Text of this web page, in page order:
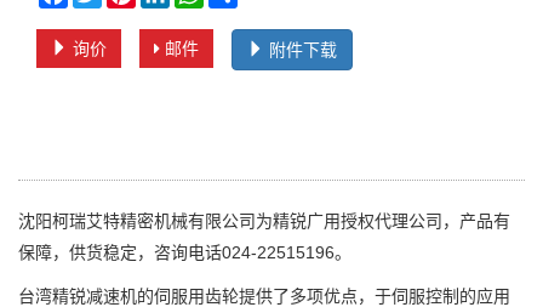
附件下载
询价 邮件
沈阳柯瑞艾特精密机械有限公司为精锐广用授权代理公司，产品有
保障，供货稳定，咨询电话024-22515196。
台湾精锐减速机的伺服用齿轮提供了多项优点，于伺服控制的应用